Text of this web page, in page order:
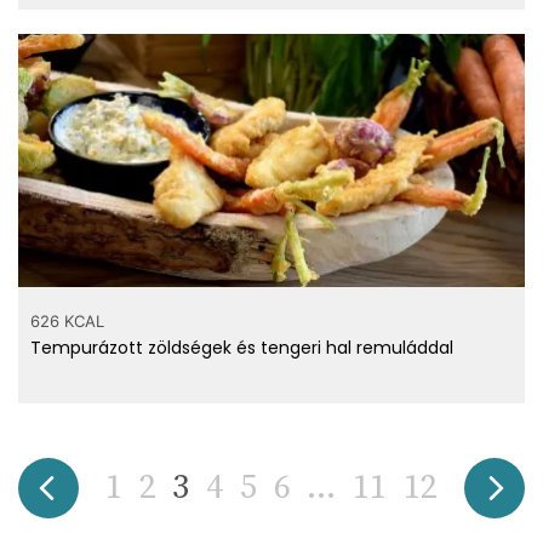
626 KCAL
Tempurázott zöldségek és tengeri hal remuláddal
1 2 3 4 5 6 ... 11 12